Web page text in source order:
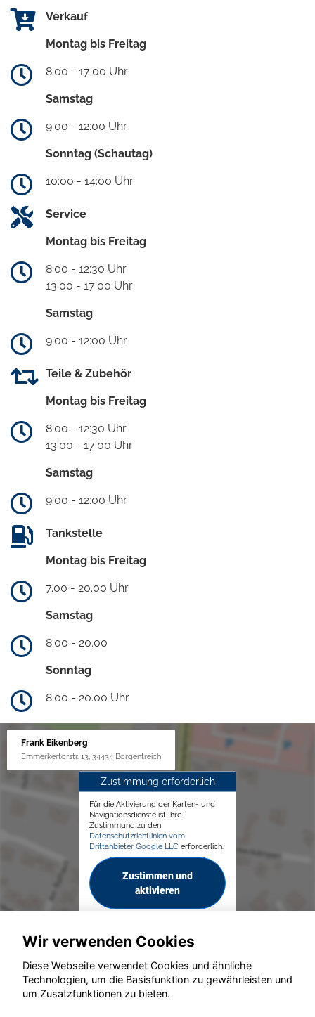
Verkauf
Montag bis Freitag
8:00 - 17:00 Uhr
Samstag
9:00 - 12:00 Uhr
Sonntag (Schautag)
10:00 - 14:00 Uhr
Service
Montag bis Freitag
8:00 - 12:30 Uhr
13:00 - 17:00 Uhr
Samstag
9:00 - 12:00 Uhr
Teile & Zubehör
Montag bis Freitag
8:00 - 12:30 Uhr
13:00 - 17:00 Uhr
Samstag
9:00 - 12:00 Uhr
Tankstelle
Montag bis Freitag
7.00 - 20.00 Uhr
Samstag
8.00 - 20.00
Sonntag
8.00 - 20.00 Uhr
Frank Eikenberg
Emmerkertorstr. 13, 34434 Borgentreich
Zustimmung erforderlich
Für die Aktivierung der Karten- und
Navigationsdienste ist Ihre
Zustimmung zu den
Datenschutzrichtlinien vom
Drittanbieter Google LLC erforderlich.
Zustimmen und
aktivieren
© konjunkturmotor.de GmbH 2020 - 2026
Wir verwenden Cookies
Diese Webseite verwendet Cookies und ähnliche
Technologien, um die Basisfunktion zu gewährleisten und
um Zusatzfunktionen zu bieten.